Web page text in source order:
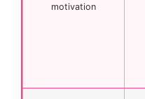
motivation